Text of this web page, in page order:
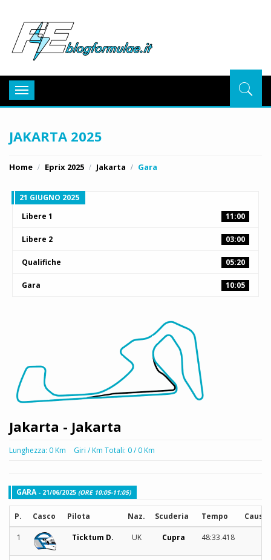
Toggle
navigation
JAKARTA 2025
Home Eprix 2025 Jakarta Gara
21 GIUGNO 2025
Libere 1
11:00
Libere 2 03:00
Qualifiche 05:20
Gara 10:05
Jakarta - Jakarta
Lunghezza: 0 Km Giri / Km Totali: 0 / 0 Km
GARA - 21/06/2025 (ORE 10:05-11:05)
P. Casco Pilota Naz. Scuderia Tempo
1 Ticktum D. UK Cupra 48:33.418